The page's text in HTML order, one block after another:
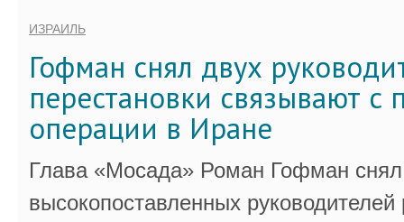
ИЗРАИЛЬ
Гофман снял двух
перестановки связывают с
операции в Иране
Глава «Мосада» Роман Гофман снял
высокопоставленных